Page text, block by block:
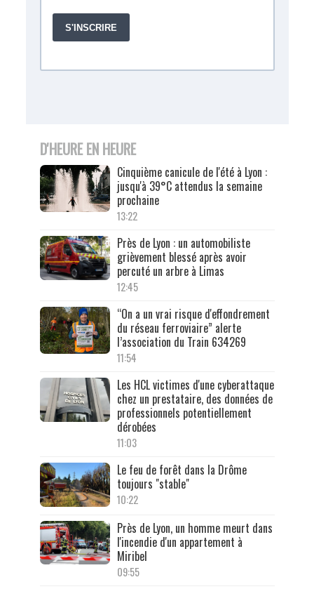
D'HEURE EN HEURE
Cinquième canicule de l'été à Lyon :
jusqu'à 39°C attendus la semaine
prochaine
13:22
Près de Lyon : un automobiliste
grièvement blessé après avoir
percuté un arbre à Limas
12:45
“On a un vrai risque d'effondrement
du réseau ferroviaire” alerte
l’association du Train 634269
11:54
Les HCL victimes d'une cyberattaque
chez un prestataire, des données de
professionnels potentiellement
dérobées
11:03
Le feu de forêt dans la Drôme
toujours "stable"
10:22
Près de Lyon, un homme meurt dans
l'incendie d'un appartement à
Miribel
09:55